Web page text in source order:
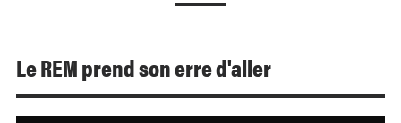
Le REM prend son erre d'aller